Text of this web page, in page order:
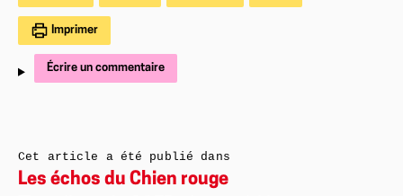
Imprimer
Écrire un commentaire
Cet article a été publié dans
Les échos du Chien rouge